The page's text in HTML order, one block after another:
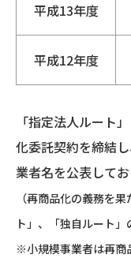
平成13年度
平成12年度
「指定法人ルート
化委託契約を締結
業者名を公表してお
（再商品化の義務を
ト」、「独自ルート」
※小規模事業者は再商